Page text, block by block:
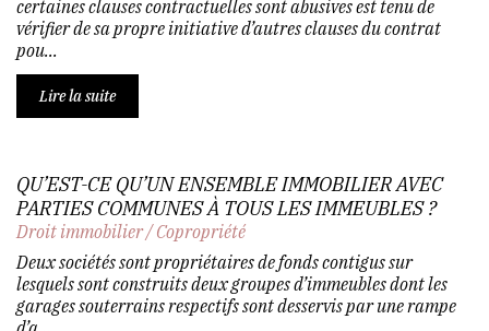
certaines clauses contractuelles sont abusives est tenu de
vérifier de sa propre initiative d’autres clauses du contrat
pou...
Lire la suite
QU’EST-CE QU’UN ENSEMBLE IMMOBILIER AVEC
PARTIES COMMUNES À TOUS LES IMMEUBLES ?
Droit immobilier/Copropriété
Deux sociétés sont propriétaires de fonds contigus sur
lesquels sont construits deux groupes d’immeubles dont les
garages souterrains respectifs sont desservis par une rampe